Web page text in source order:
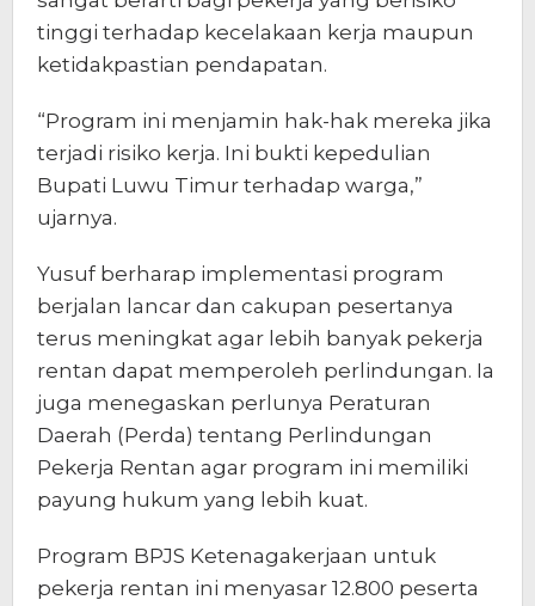
tinggi terhadap kecelakaan kerja maupun
ketidakpastian pendapatan.
“Program ini menjamin hak-hak mereka jika
terjadi risiko kerja. Ini bukti kepedulian
Bupati Luwu Timur terhadap warga,”
ujarnya.
Yusuf berharap implementasi program
berjalan lancar dan cakupan pesertanya
terus meningkat agar lebih banyak pekerja
rentan dapat memperoleh perlindungan. Ia
juga menegaskan perlunya Peraturan
Daerah (Perda) tentang Perlindungan
Pekerja Rentan agar program ini memiliki
payung hukum yang lebih kuat.
Program BPJS Ketenagakerjaan untuk
pekerja rentan ini menyasar 12.800 peserta